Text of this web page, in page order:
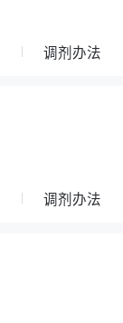
调剂办法
调剂办法